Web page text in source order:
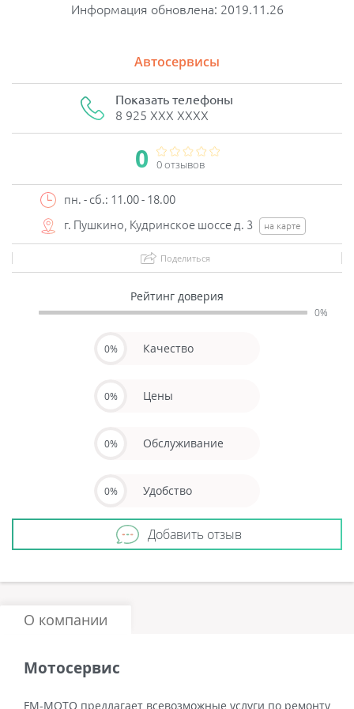
Информация обновлена: 2019.11.26
Автосервисы
Показать телефоны
8 925 XXX XXXX
0 0 отзывов
пн. - сб.: 11.00 - 18.00
г. Пушкино, Кудринское шоссе д. 3
на карте
Поделиться
Рейтинг доверия
0%
0% Качество
0% Цены
0% Обслуживание
0% Удобство
Добавить отзыв
О компании
Мотосервис
FM-MOTO предлагает всевозможные услуги по ремонту